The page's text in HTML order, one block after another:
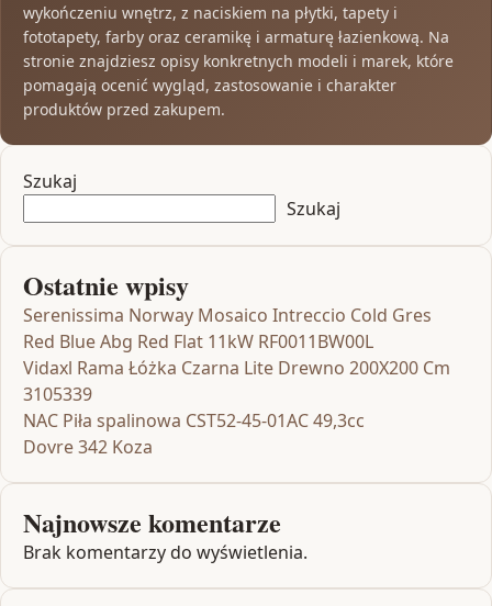
wykończeniu wnętrz, z naciskiem na płytki, tapety i
fototapety, farby oraz ceramikę i armaturę łazienkową. Na
stronie znajdziesz opisy konkretnych modeli i marek, które
pomagają ocenić wygląd, zastosowanie i charakter
produktów przed zakupem.
Szukaj
Szukaj
Ostatnie wpisy
Serenissima Norway Mosaico Intreccio Cold Gres
Red Blue Abg Red Flat 11kW RF0011BW00L
Vidaxl Rama Łóżka Czarna Lite Drewno 200X200 Cm
3105339
NAC Piła spalinowa CST52-45-01AC 49,3cc
Dovre 342 Koza
Najnowsze komentarze
Brak komentarzy do wyświetlenia.